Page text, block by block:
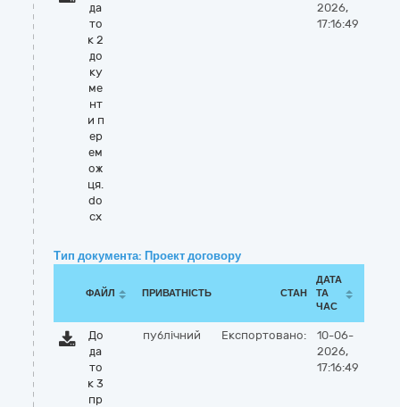
да
то
к 2
до
ку
ме
нт
и п
ер
ем
ож
ця.
do
cx
2026,
17:16:49
Тип документа: Проект договору
ФАЙЛ ПРИВАТНІСТЬ СТАН
ДАТА
ТА
ЧАС
До
да
то
к 3
пр
публічний Експортовано:
10-06-
2026,
17:16:49